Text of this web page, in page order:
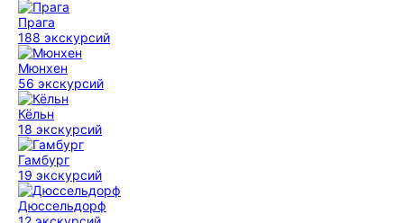
Прага
188 экскурсий
Мюнхен
56 экскурсий
Кёльн
18 экскурсий
Гамбург
19 экскурсий
Дюссельдорф